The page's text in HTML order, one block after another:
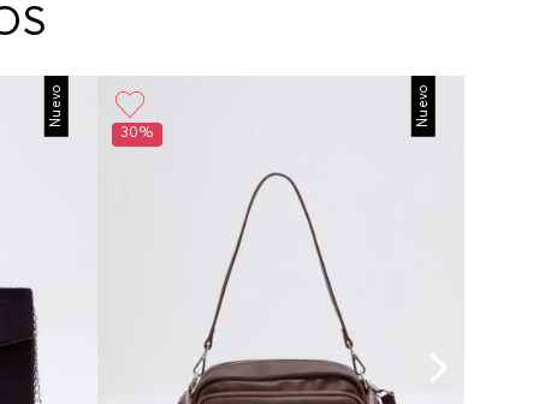
Nuevo Nuevo
30%